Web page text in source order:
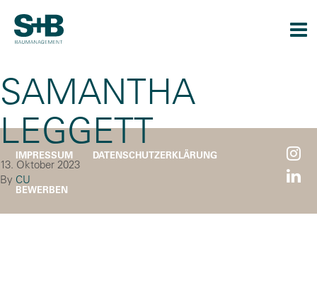
SAMANTHA
LEGGETT
13. Oktober 2023
By CU
IMPRESSUM DATENSCHUTZERKLÄRUNG
BEWERBEN